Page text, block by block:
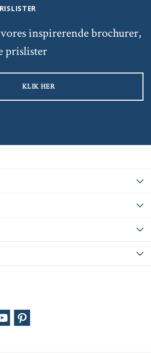
inspirerende brochurer,
prislister
KLIK HER